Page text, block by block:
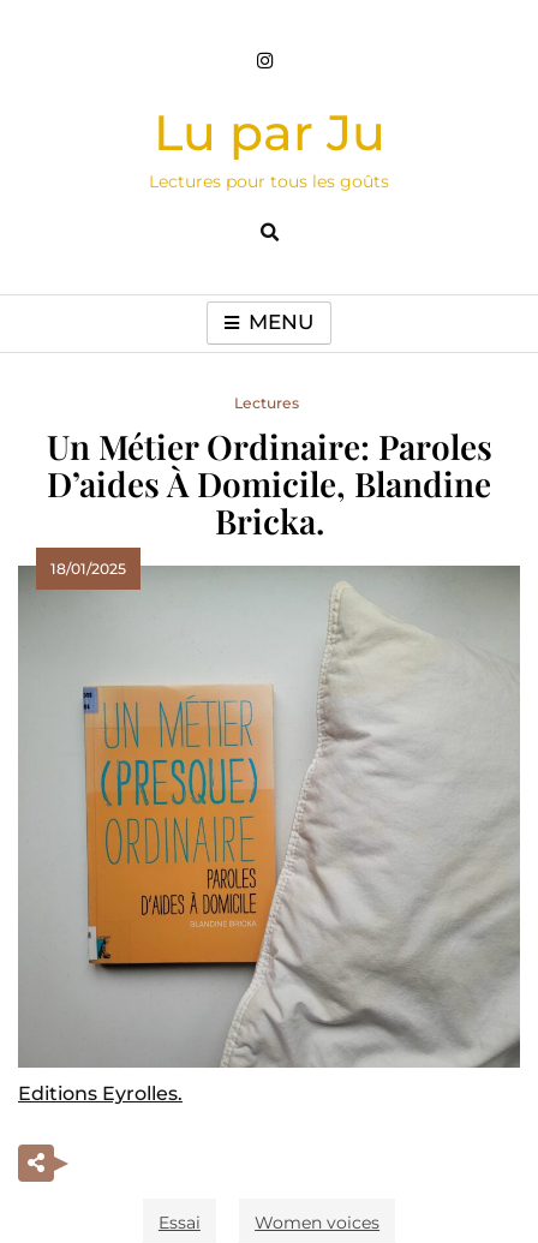
Lu par Ju
Lectures pour tous les goûts
MENU
Lectures
Un Métier Ordinaire: Paroles
D’aides À Domicile, Blandine
Bricka.
18/01/2025
Editions Eyrolles.
Essai Women voices